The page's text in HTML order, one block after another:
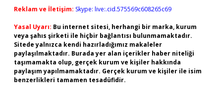
Reklam ve İletişim: Skype: live:.cid.575569c608265c69
Yasal Uyarı: Bu internet sitesi, herhangi bir marka, kurum
veya şahıs şirketi ile hiçbir bağlantısı bulunmamaktadır.
Sitede yalnızca kendi hazırladığımız makaleler
paylaşılmaktadır. Burada yer alan içerikler haber niteliği
taşımamakta olup, gerçek kurum ve kişiler hakkında
paylaşım yapılmamaktadır. Gerçek kurum ve kişiler ile isim
benzerlikleri tamamen tesadüfidir.